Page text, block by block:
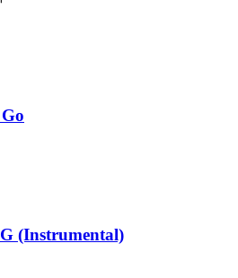
(Instrumental)